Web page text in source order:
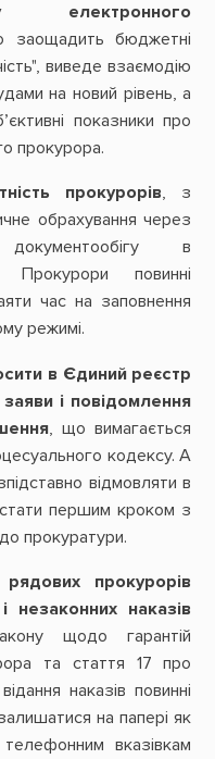
електронного
заощадить бюджетні
виведе взаємодію
на новий рівень, а
показники про
прокурора.
прокурорів, з
обрахування через
в
Прокурори повинні
час на заповнення
режимі.
в Єдиний реєстр
і повідомлення
, що вимагається
кодексу. А
відмовляти в
першим кроком з
прокуратури.
прокурорів
незаконних наказів
щодо гарантій
та стаття 17 про
наказів повинні
на папері як
вказівкам